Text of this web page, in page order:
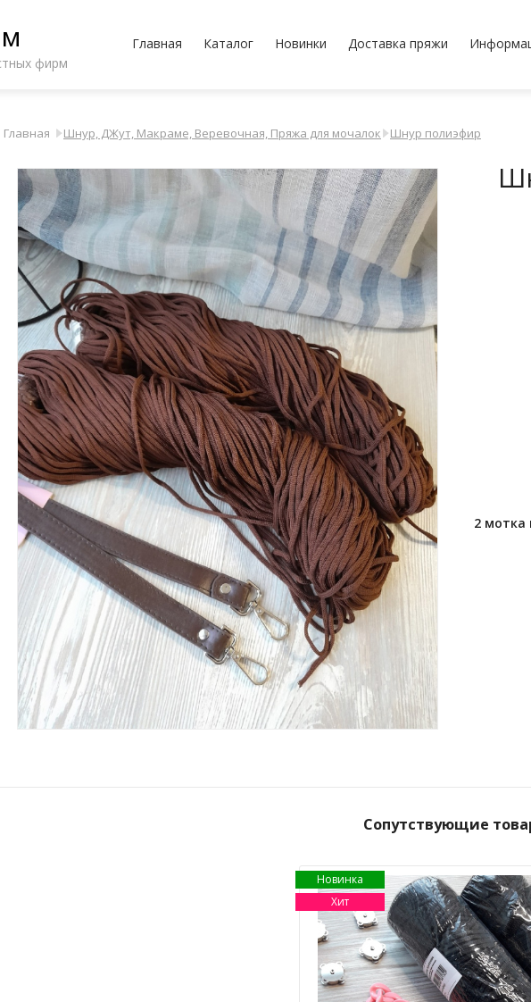
фирм
Главная Каталог Новинки Доставка пряжи
Главная Шнур, ДЖут, Макраме, Веревочная, Пряжа для мочалок Шнур полиэфир
2 мотка
Сопутствующие
Новинка
Хит